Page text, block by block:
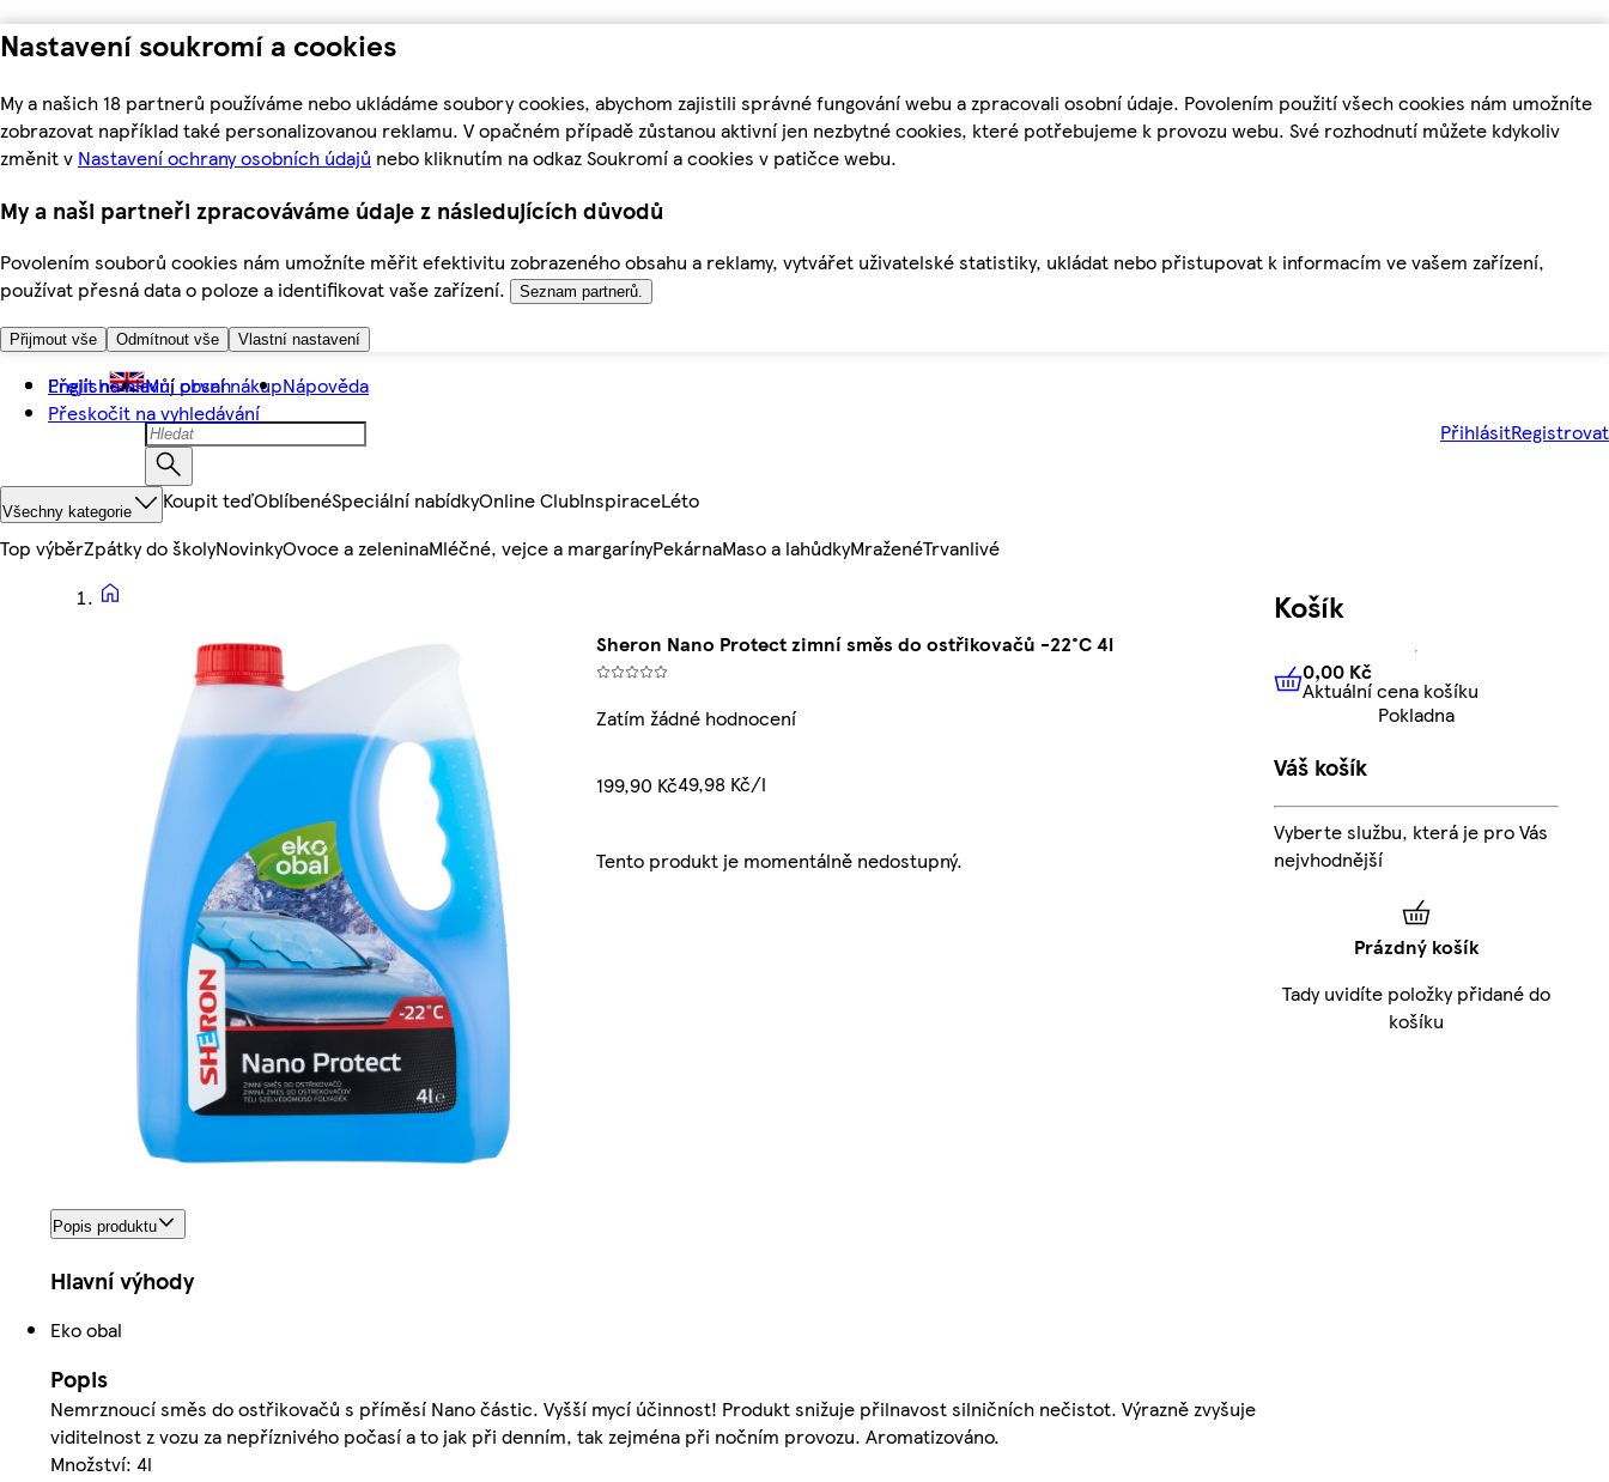
Nastavení soukromí a cookies
My a našich 18 partnerů používáme nebo ukládáme soubory cookies, abychom zajistili správné fungování webu a zpracovali osobní údaje. Povolením použití všech cookies nám umožníte
zobrazovat například také personalizovanou reklamu. V opačném případě zůstanou aktivní jen nezbytné cookies, které potřebujeme k provozu webu. Své rozhodnutí můžete kdykoliv
změnit v Nastavení ochrany osobních údajů nebo kliknutím na odkaz Soukromí a cookies v patičce webu.
My a naši partneři zpracováváme údaje z následujících důvodů
Povolením souborů cookies nám umožníte měřit efektivitu zobrazeného obsahu a reklamy, vytvářet uživatelské statistiky, ukládat nebo přistupovat k informacím ve vašem zařízení,
používat přesná data o poloze a identifikovat vaše zařízení.
Seznam partnerů.
Přijmout vše Odmítnout vše Vlastní nastavení
Přejít na hlavní obsah
Přeskočit na vyhledávání
English Můj první nákupNápověda
PřihlásitRegistrovat
Všechny kategorie Koupit teďOblíbenéSpeciální nabídkyOnline ClubInspiraceLéto
Top výběrZpátky do školyNovinkyOvoce a zeleninaMléčné, vejce a margarínyPekárnaMaso a lahůdkyMraženéTrvanlivé
Sheron Nano Protect zimní směs do ostřikovačů -22°C 4l
Zatím žádné hodnocení
199,90 Kč49,98 Kč/l
Tento produkt je momentálně nedostupný.
Popis produktu
Hlavní výhody
Eko obal
Popis
Nemrznoucí směs do ostřikovačů s příměsí Nano částic. Vyšší mycí účinnost! Produkt snižuje přilnavost silničních nečistot. Výrazně zvyšuje
viditelnost z vozu za nepříznivého počasí a to jak při denním, tak zejména při nočním provozu. Aromatizováno.
Množství: 4l
Košík
0,00 KčAktuální cena košíku
0,00 Kč
Aktuální cena košíku
Pokladna
Váš košík
Vyberte službu, která je pro Vás
nejvhodnější
Prázdný košík
Tady uvidíte položky přidané do
košíku